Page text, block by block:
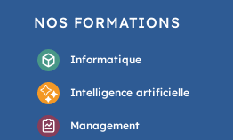
NOS FORMATIONS
Informatique
Intelligence artificielle
Management